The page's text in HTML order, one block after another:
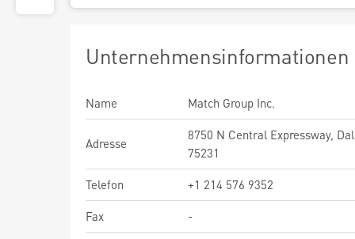
Unternehmensinformationen
Name Match Group Inc.
Adresse
8750 N Central Expressway,
75231
Telefon
+1 214 576 9352
Fax
-